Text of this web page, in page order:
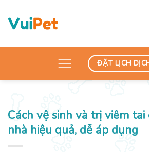
content
ĐẶT LỊCH
Cách vệ sinh và trị viêm tai
nhà hiệu quả, dễ áp dụng